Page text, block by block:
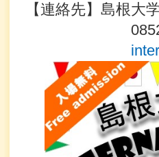
【連絡先】島根
0852-